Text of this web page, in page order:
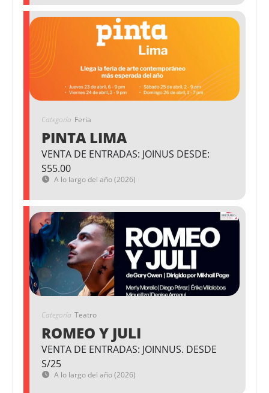
Categoría Feria
PINTA LIMA
VENTA DE ENTRADAS: JOINUS DESDE:
S55.00
A lo largo del año (2026)
Categoría Teatro
ROMEO Y JULI
VENTA DE ENTRADAS: JOINNUS. DESDE
S/25
A lo largo del año (2026)